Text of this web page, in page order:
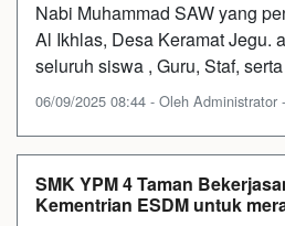
Nabi Muhammad SAW yang
Al Ikhlas, Desa Keramat Jegu.
seluruh siswa , Guru, Staf,
06/09/2025 08:44 - Oleh Administrator
SMK YPM 4 Taman
Kementrian ESDM untuk